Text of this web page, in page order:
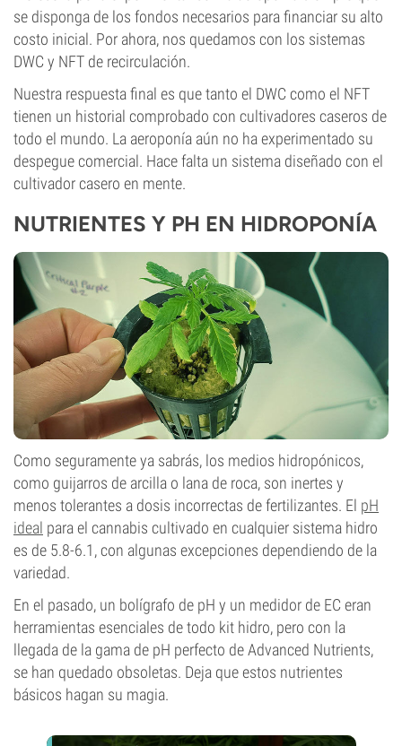
se disponga de los fondos necesarios para financiar su alto
costo inicial. Por ahora, nos quedamos con los sistemas
DWC y NFT de recirculación.
Nuestra respuesta final es que tanto el DWC como el NFT
tienen un historial comprobado con cultivadores caseros de
todo el mundo. La aeroponía aún no ha experimentado su
despegue comercial. Hace falta un sistema diseñado con el
cultivador casero en mente.
NUTRIENTES Y PH EN HIDROPONÍA
Como seguramente ya sabrás, los medios hidropónicos,
como guijarros de arcilla o lana de roca, son inertes y
menos tolerantes a dosis incorrectas de fertilizantes. El pH
ideal para el cannabis cultivado en cualquier sistema hidro
es de 5.8-6.1, con algunas excepciones dependiendo de la
variedad.
En el pasado, un bolígrafo de pH y un medidor de EC eran
herramientas esenciales de todo kit hidro, pero con la
llegada de la gama de pH perfecto de Advanced Nutrients,
se han quedado obsoletas. Deja que estos nutrientes
básicos hagan su magia.